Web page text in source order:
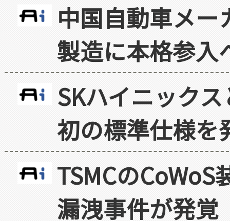
中国自動車メ
製造に本格参入
SKハイニック
初の標準仕様を
TSMCの
漏洩事件が発覚